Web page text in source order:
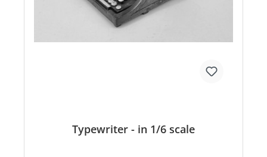
Typewriter - in 1/6 scale